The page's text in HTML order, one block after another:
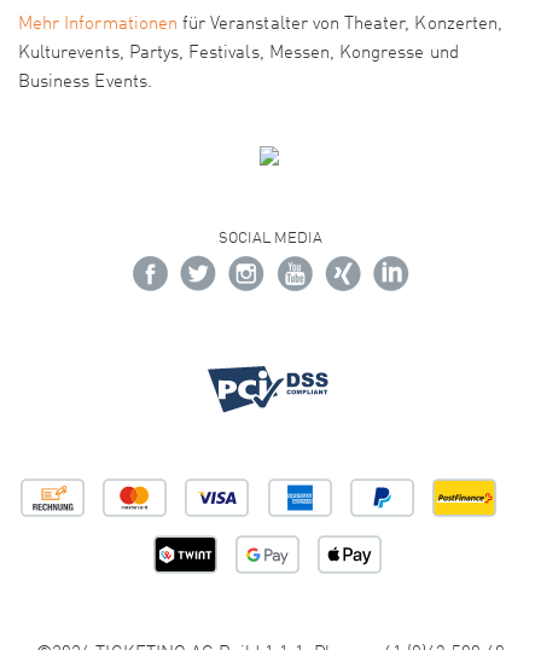
Mehr Informationen für Veranstalter von Theater, Konzerten,
Kulturevents, Partys, Festivals, Messen, Kongresse und
Business Events.
SOCIAL MEDIA